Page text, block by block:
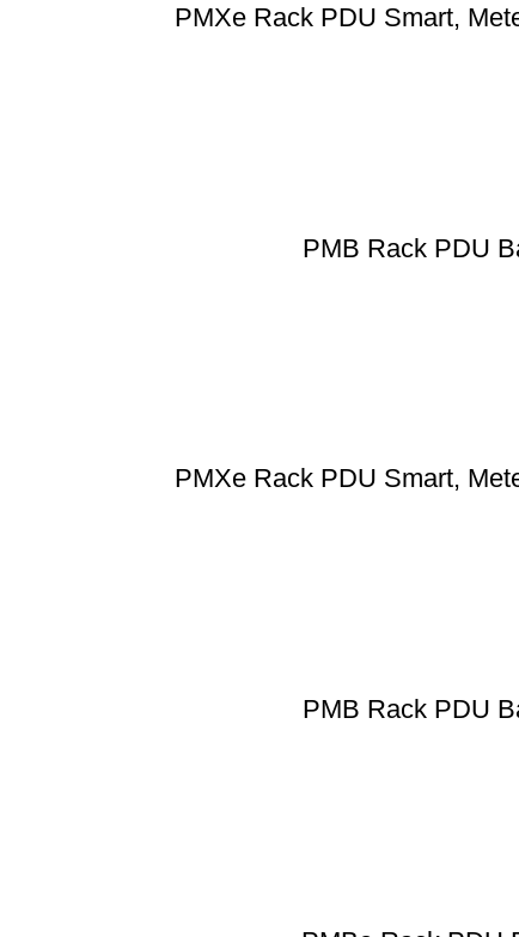
PMXe Rack PDU Smart,
PMB Rack PDU
PMXe Rack PDU Smart,
PMB Rack PDU